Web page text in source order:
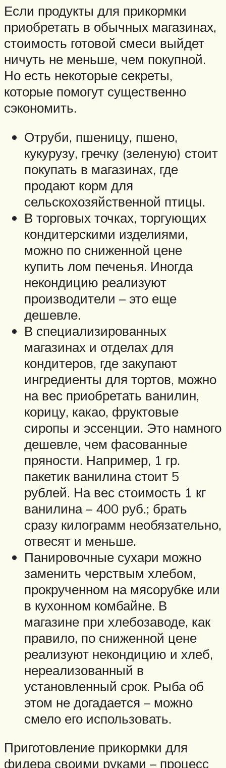
Если продукты для прикормки
приобретать в обычных магазинах,
стоимость готовой смеси выйдет
ничуть не меньше, чем покупной.
Но есть некоторые секреты,
которые помогут существенно
сэкономить.
Отруби, пшеницу, пшено,
кукурузу, гречку (зеленую) стоит
покупать в магазинах, где
продают корм для
сельскохозяйственной птицы.
В торговых точках, торгующих
кондитерскими изделиями,
можно по сниженной цене
купить лом печенья. Иногда
некондицию реализуют
производители – это еще
дешевле.
В специализированных
магазинах и отделах для
кондитеров, где закупают
ингредиенты для тортов, можно
на вес приобретать ванилин,
корицу, какао, фруктовые
сиропы и эссенции. Это намного
дешевле, чем фасованные
пряности. Например, 1 гр.
пакетик ванилина стоит 5
рублей. На вес стоимость 1 кг
ванилина – 400 руб.; брать
сразу килограмм необязательно,
отвесят и меньше.
Панировочные сухари можно
заменить черствым хлебом,
прокрученном на мясорубке или
в кухонном комбайне. В
магазине при хлебозаводе, как
правило, по сниженной цене
реализуют некондицию и хлеб,
нереализованный в
установленный срок. Рыба об
этом не догадается – можно
смело его использовать.
Приготовление прикормки для
фидера своими руками – процесс